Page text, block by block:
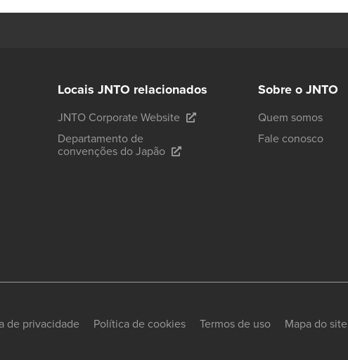
Locais JNTO relacionados
JNTO Corporate Website
Departamento de
convenções do Japão
Sobre o JNTO
Quem somos
Fale conosco
de privacidade Política de cookies Termos de uso Mapa do site